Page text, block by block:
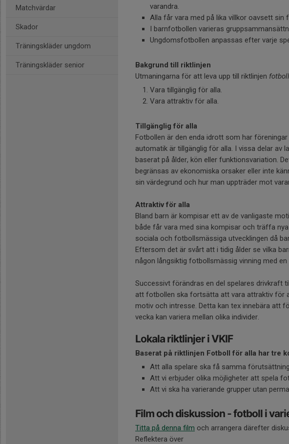
Matchvärdar
Skador
Träningskläder ungdom
Träningskläder senior
varandra.
Alla får vara med på lika villkor oavsett sin
I barnfotbollen varieras
Ungdomsfotbollen anpassas efter varje
Bakgrund till riktlinjen
Utmaningarna för att leva upp till riktlinjen
Vara tillgänglig för alla.
Vara attraktiv för alla.
Tillgänglig för alla
Fotbollen är den enda idrott som har
automatik är tillgänglig för alla. I vissa delar av
baserat på ålder, kön eller funktionsvariation.
begränsas av ekonomiska orsaker eller inte
sin värdegrund och hur man uppträder mot
Attraktiv för alla
Bland barn är kompisar ett av de vanligaste
både får vara med sina kompisar och träffa
sociala och fotbollsmässiga utvecklingen då
Eftersom det är svårt att i tidig ålder se vilka
någon långsiktig fotbollsmässig vinning med
Successivt förändras en del spelares drivkraft
att fotbollen ska fortsätta att vara attraktiv för
motiv och intresse. Detta kan tex innebära att
vecka kan variera mellan olika individer.
Lokala riktlinjer i VKIF
Baserat på riktlinjen Fotboll för alla har tre
Att alla spelare ska få samma
Att vi erbjuder olika möjligheter att spela
Att vi ska ha varierande grupper utan
Film och diskussion - fotboll i
Titta på denna film och arrangera därefter
Reflektera över